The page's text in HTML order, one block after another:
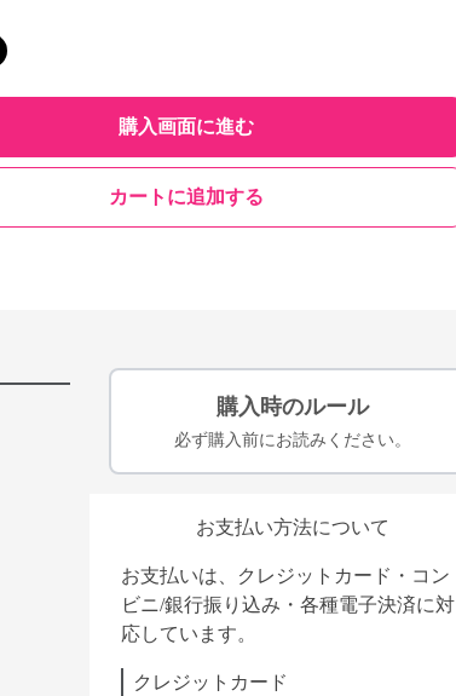
購入画面に進む
カートに追加する
購入時のルール
必ず購入前にお読みください。
お支払い方法について
お支払いは、クレジットカード・コン
ビニ/銀行振り込み・各種電子決済に対
応しています。
クレジットカード